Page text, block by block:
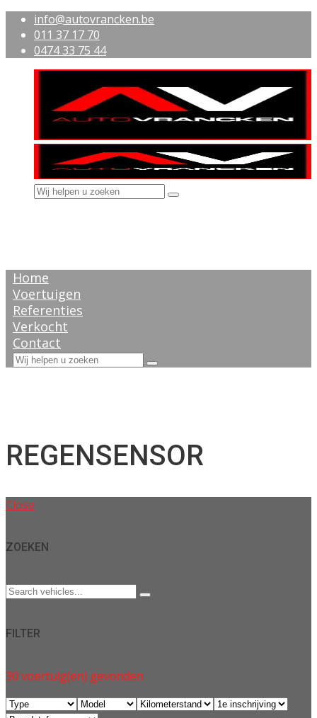
info@autovrancken.be
011 37 17 70
0474 33 75 44
Home
Voertuigen
Referenties
Verkocht
Contact
REGENSENSOR
Close
ZOEKEN
FILTER
30voertuig(en) gevonden